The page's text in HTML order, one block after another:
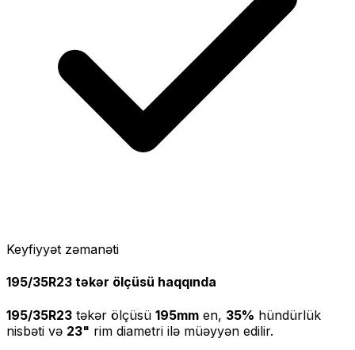
Keyfiyyət zəmanəti
195/35R23 təkər ölçüsü haqqında
195/35R23 təkər ölçüsü 195mm en, 35% hündürlük
nisbəti və 23" rim diametri ilə müəyyən edilir.